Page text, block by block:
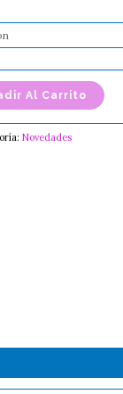
Al Carrito
Novedades